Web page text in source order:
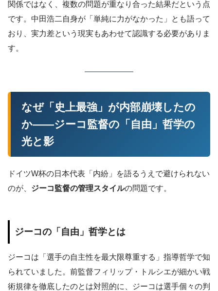
関係ではなく、複数の問題が重なり合った結果だという点
です。中田浩二自身が「単純に力がなかった」とも語って
おり、実力差という現実もあわせて認識する必要がありま
す。
なぜ「史上最強」が内部崩壊したの
か——ジーコ監督の「自由」哲学の
光と影
ドイツW杯の日本代表「内紛」を語るうえで避けられない
のが、 ジーコ監督の管理スタイルの問題です。
ジーコの「自由」哲学とは
ジーコは「選手の自主性を最大限尊重する」指導哲学で知
られていました。前監督フィリップ・トルシエが細かい戦
術規律を徹底したのとは対照的に、ジーコは選手個々の判